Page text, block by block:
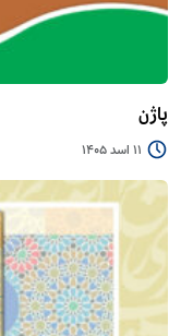
پاژن
11 اسد 1405